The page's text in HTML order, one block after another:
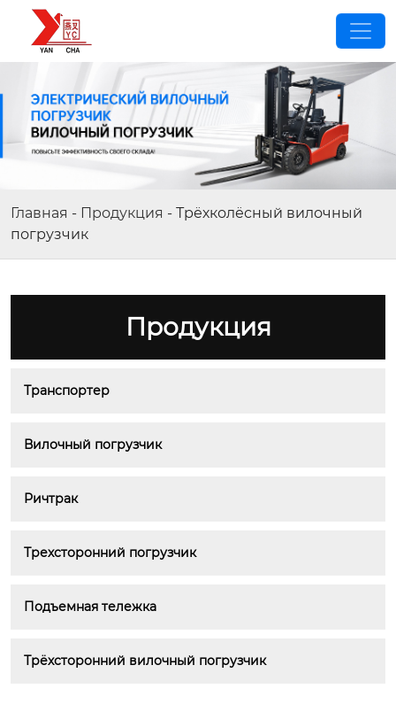
Главная - Продукция - Трёхколёсный вилочный
погрузчик
Продукция
Транспортер
Вилочный погрузчик
Ричтрак
Трехсторонний погрузчик
Подъемная тележка
Трёхсторонний вилочный погрузчик